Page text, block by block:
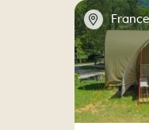
📍 France